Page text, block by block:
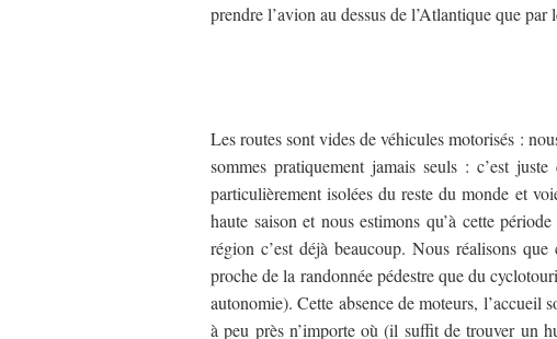
prendre l’avion au dessus de l’Atlantique que
Les routes sont vides de véhicules motorisés :
sommes pratiquement jamais seuls : c’est
particulièrement isolées du reste du monde et
haute saison et nous estimons qu’à cette
région c’est déjà beaucoup. Nous réalisons
proche de la randonnée pédestre que du
autonomie). Cette absence de moteurs,
à peu près n’importe où (il suffit de trouver un